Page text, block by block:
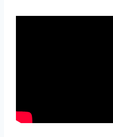
o g